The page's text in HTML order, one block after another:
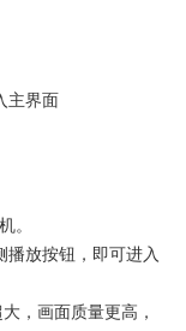
主界面
。
放按钮，即可进入
，画面质量更高，